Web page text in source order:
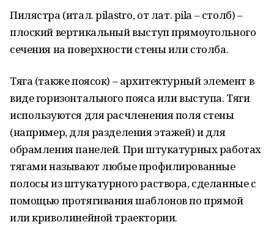
Пилястра (итал. pilastro, от лат. pila – столб) –
плоский вертикальный выступ прямоугольного
сечения на поверхности стены или столба.
Тяга (также поясок) – архитектурный элемент в
виде горизонтального пояса или выступа. Тяги
используются для расчленения поля стены
(например, для разделения этажей) и для
обрамления панелей. При штукатурных работах
тягами называют любые профилированные
полосы из штукатурного раствора, сделанные с
помощью протягивания шаблонов по прямой
или криволинейной траектории.